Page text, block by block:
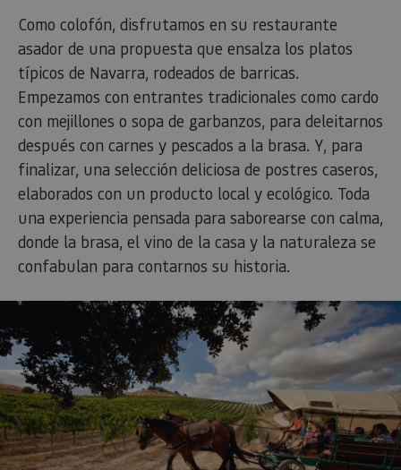
Como colofón, disfrutamos en su restaurante
asador de una propuesta que ensalza los platos
típicos de Navarra, rodeados de barricas.
Empezamos con entrantes tradicionales como cardo
con mejillones o sopa de garbanzos, para deleitarnos
después con carnes y pescados a la brasa. Y, para
finalizar, una selección deliciosa de postres caseros,
elaborados con un producto local y ecológico. Toda
una experiencia pensada para saborearse con calma,
donde la brasa, el vino de la casa y la naturaleza se
confabulan para contarnos su historia.
CookieScriptConsent
CookieScript
www.visitnavarra.es
1 mes
de
JSESSIONID
Corporation
Sesión
se
COOKIE_SUPPORT
www.visitnavarra.es 1 año
Esta
de Privacidad de Google